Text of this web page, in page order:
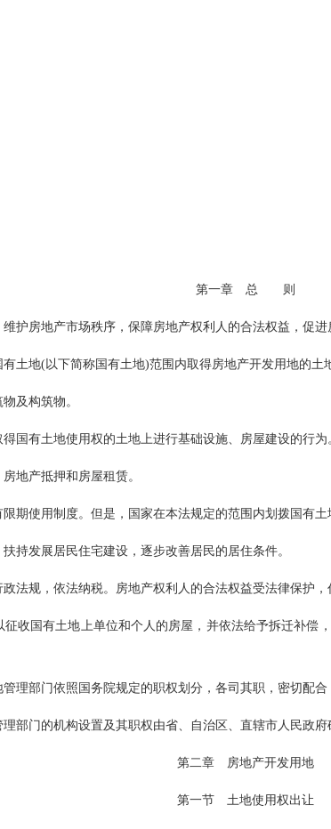
第一章 总 则
产市场秩序，保障房地产权利人的合法权益，促进房
下简称国有土地)范围内取得房地产开发用地的土地使用权，
构筑物。
有土地使用权的土地上进行基础设施、房屋建设的行为
产抵押和房屋租赁。
使用制度。但是，国家在本法规定的范围内划拨国有土
展居民住宅建设，逐步改善居民的居住条件。
，依法纳税。房地产权利人的合法权益受法律保护，任
土地上单位和个人的房屋，并依法给予拆迁补偿，
门依照国务院规定的职权划分，各司其职，密切配合
构设置及其职权由省、自治区、直辖市人民政府确定
第二章 房地产开发用地
第一节 土地使用权出让